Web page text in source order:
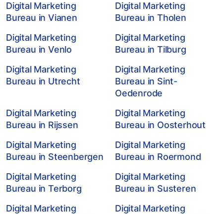
Digital Marketing
Bureau in Vianen
Digital Marketing
Bureau in Tholen
Digital Marketing
Bureau in Venlo
Digital Marketing
Bureau in Tilburg
Digital Marketing
Bureau in Utrecht
Digital Marketing
Bureau in Sint-
Oedenrode
Digital Marketing
Bureau in Rijssen
Digital Marketing
Bureau in Oosterhout
Digital Marketing
Bureau in Steenbergen
Digital Marketing
Bureau in Roermond
Digital Marketing
Bureau in Terborg
Digital Marketing
Bureau in Susteren
Digital Marketing
Digital Marketing